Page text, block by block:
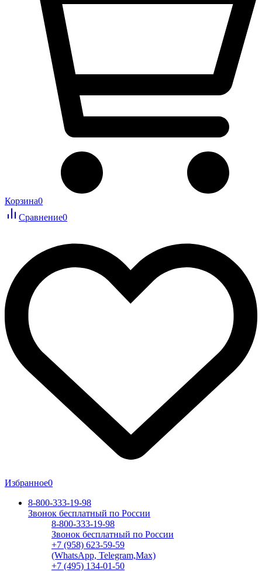
Корзина0
Сравнение0
Избранное0
8-800-333-19-98
Звонок бесплатный по России
8-800-333-19-98
Звонок бесплатный по России
+7 (958) 623-59-59
(WhatsApp, Telegram,Max)
+7 (495) 134-01-50